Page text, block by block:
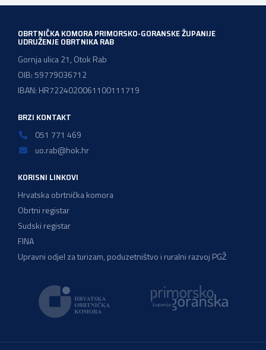
OBRTNIČKA KOMORA PRIMORSKO-GORANSKE ŽUPANIJE
UDRUŽENJE OBRTNIKA RAB
Gornja ulica 21, Otok Rab
OIB: 59779036712
IBAN: HR7224020061100111719
BRZI KONTAKT
051 771 469
uo.rab@hok.hr
KORISNI LINKOVI
Hrvatska obrtnička komora
Obrtni registar
Sudski registar
FINA
Upravni odjel za turizam, poduzetništvo i ruralni razvoj PGŽ